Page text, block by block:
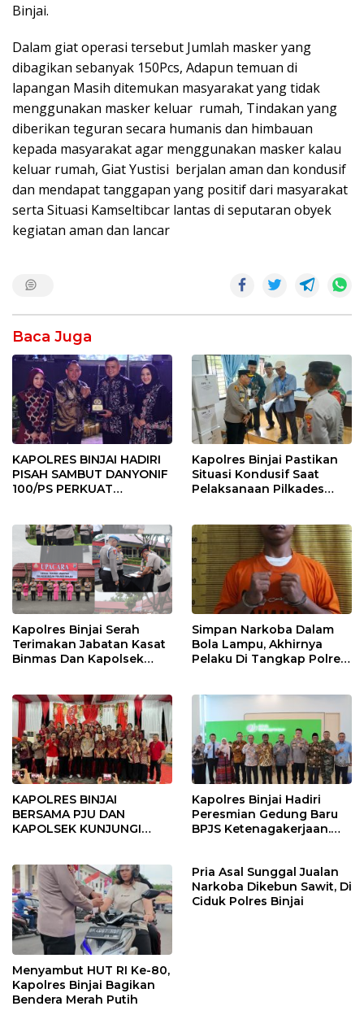
Binjai.
Dalam giat operasi tersebut Jumlah masker yang
dibagikan sebanyak 150Pcs, Adapun temuan di
lapangan Masih ditemukan masyarakat yang tidak
menggunakan masker keluar rumah, Tindakan yang
diberikan teguran secara humanis dan himbauan
kepada masyarakat agar menggunakan masker kalau
keluar rumah, Giat Yustisi berjalan aman dan kondusif
dan mendapat tanggapan yang positif dari masyarakat
serta Situasi Kamseltibcar lantas di seputaran obyek
kegiatan aman dan lancar
Baca Juga
KAPOLRES BINJAI HADIRI
PISAH SAMBUT DANYONIF
100/PS PERKUAT
Kapolres Binjai Pastikan
Situasi Kondusif Saat
Pelaksanaan Pilkades
Kapolres Binjai Serah
Terimakan Jabatan Kasat
Binmas Dan Kapolsek
Simpan Narkoba Dalam
Bola Lampu, Akhirnya
Pelaku Di Tangkap Polres
KAPOLRES BINJAI
BERSAMA PJU DAN
KAPOLSEK KUNJUNGI
Kapolres Binjai Hadiri
Peresmian Gedung Baru
BPJS Ketenagakerjaan.
Menyambut HUT RI Ke-80,
Kapolres Binjai Bagikan
Bendera Merah Putih
Pria Asal Sunggal Jualan
Narkoba Dikebun Sawit, Di
Ciduk Polres Binjai